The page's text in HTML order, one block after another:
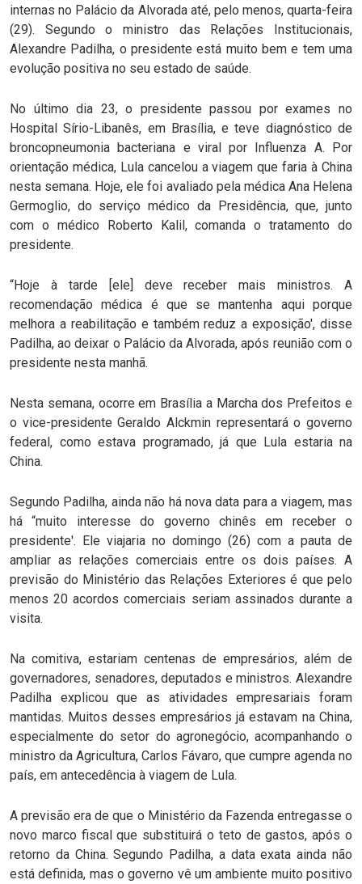
internas no Palácio da Alvorada até, pelo menos, quarta-feira
(29). Segundo o ministro das Relações Institucionais,
Alexandre Padilha, o presidente está muito bem e tem uma
evolução positiva no seu estado de saúde.
No último dia 23, o presidente passou por exames no
Hospital Sírio-Libanês, em Brasília, e teve diagnóstico de
broncopneumonia bacteriana e viral por Influenza A. Por
orientação médica, Lula cancelou a viagem que faria à China
nesta semana. Hoje, ele foi avaliado pela médica Ana Helena
Germoglio, do serviço médico da Presidência, que, junto
com o médico Roberto Kalil, comanda o tratamento do
presidente.
“Hoje à tarde [ele] deve receber mais ministros. A
recomendação médica é que se mantenha aqui porque
melhora a reabilitação e também reduz a exposição', disse
Padilha, ao deixar o Palácio da Alvorada, após reunião com o
presidente nesta manhã.
Nesta semana, ocorre em Brasília a Marcha dos Prefeitos e
o vice-presidente Geraldo Alckmin representará o governo
federal, como estava programado, já que Lula estaria na
China.
Segundo Padilha, ainda não há nova data para a viagem, mas
há “muito interesse do governo chinês em receber o
presidente'. Ele viajaria no domingo (26) com a pauta de
ampliar as relações comerciais entre os dois países. A
previsão do Ministério das Relações Exteriores é que pelo
menos 20 acordos comerciais seriam assinados durante a
visita.
Na comitiva, estariam centenas de empresários, além de
governadores, senadores, deputados e ministros. Alexandre
Padilha explicou que as atividades empresariais foram
mantidas. Muitos desses empresários já estavam na China,
especialmente do setor do agronegócio, acompanhando o
ministro da Agricultura, Carlos Fávaro, que cumpre agenda no
país, em antecedência à viagem de Lula.
A previsão era de que o Ministério da Fazenda entregasse o
novo marco fiscal que substituirá o teto de gastos, após o
retorno da China. Segundo Padilha, a data exata ainda não
está definida, mas o governo vê um ambiente muito positivo